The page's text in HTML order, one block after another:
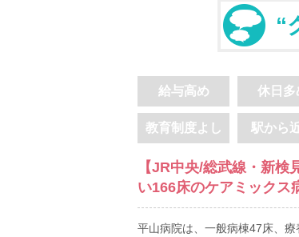
“
給与高め 休日多
教育制度よし 駅から
【JR中央/総武線・新
い166床のケアミックス
平山病院は、一般病棟47床、